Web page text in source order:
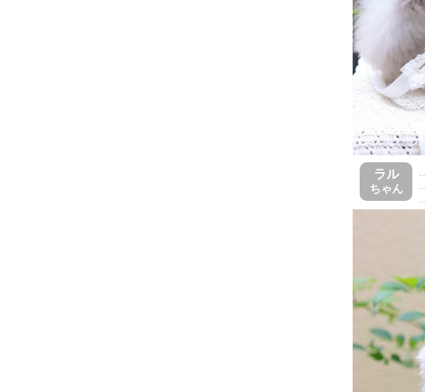
ラル
ちゃん